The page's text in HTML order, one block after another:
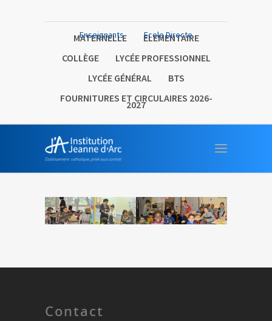
MATERNELLE
ELEMENTAIRE
COLLÈGE
LYCÉE PROFESSIONNEL
LYCÉE GÉNÉRAL
BTS
FOURNITURES ET CIRCULAIRES 2026-
2027
Enseignants Ecole Directe
Contact